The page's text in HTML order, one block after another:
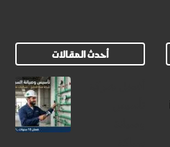
أحدث المقالات